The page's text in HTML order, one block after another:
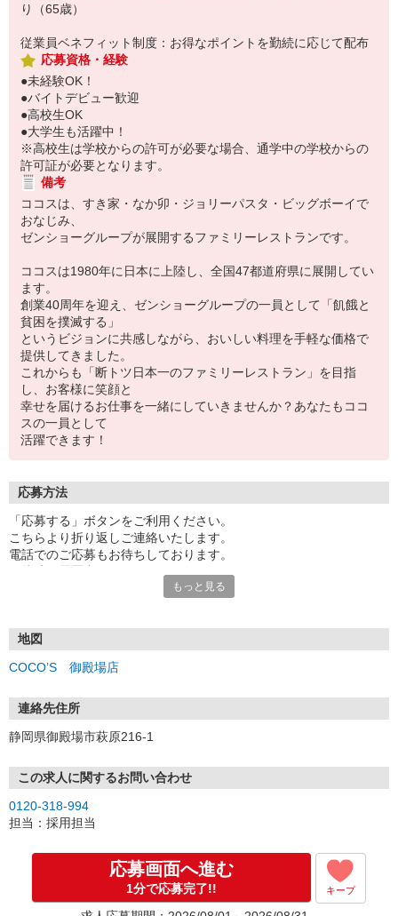
り（65歳）
従業員ベネフィット制度：お得なポイントを勤続に応じて配布
応募資格・経験
●未経験OK！
●バイトデビュー歓迎
●高校生OK
●大学生も活躍中！
※高校生は学校からの許可が必要な場合、通学中の学校からの
許可証が必要となります。
備考
ココスは、すき家・なか卯・ジョリーパスタ・ビッグボーイで
おなじみ、
ゼンショーグループが展開するファミリーレストランです。
ココスは1980年に日本に上陸し、全国47都道府県に展開してい
ます。
創業40周年を迎え、ゼンショーグループの一員として「飢餓と
貧困を撲滅する」
というビジョンに共感しながら、おいしい料理を手軽な価格で
提供してきました。
これからも「断トツ日本一のファミリーレストラン」を目指
し、お客様に笑顔と
幸せを届けるお仕事を一緒にしていきませんか？あなたもココ
スの一員として
活躍できます！
応募方法
「応募する」ボタンをご利用ください。
こちらより折り返しご連絡いたします。
電話でのご応募もお待ちしております。
もっと見る
地図
COCO’S 御殿場店
連絡先住所
静岡県御殿場市萩原216-1
この求人に関するお問い合わせ
0120-318-994
担当：採用担当
応募画面へ進む
1分で応募完了!! キープ